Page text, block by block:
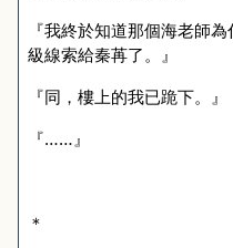
『我終於知道那個海老師
級線索給秦苒了。』
『同，樓上的我已跪下。』
『……』
＊